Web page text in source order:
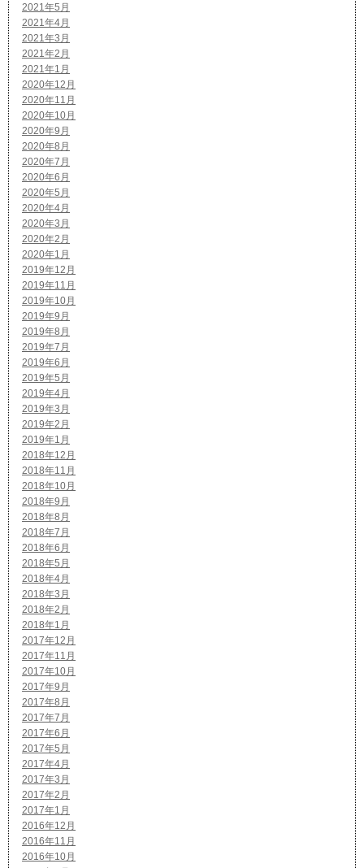
2021年5月
2021年4月
2021年3月
2021年2月
2021年1月
2020年12月
2020年11月
2020年10月
2020年9月
2020年8月
2020年7月
2020年6月
2020年5月
2020年4月
2020年3月
2020年2月
2020年1月
2019年12月
2019年11月
2019年10月
2019年9月
2019年8月
2019年7月
2019年6月
2019年5月
2019年4月
2019年3月
2019年2月
2019年1月
2018年12月
2018年11月
2018年10月
2018年9月
2018年8月
2018年7月
2018年6月
2018年5月
2018年4月
2018年3月
2018年2月
2018年1月
2017年12月
2017年11月
2017年10月
2017年9月
2017年8月
2017年7月
2017年6月
2017年5月
2017年4月
2017年3月
2017年2月
2017年1月
2016年12月
2016年11月
2016年10月